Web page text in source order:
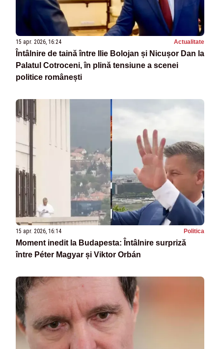
15 apr. 2026, 16:24 Actualitate
Întâlnire de taină între Ilie Bolojan și Nicușor Dan la
Palatul Cotroceni, în plină tensiune a scenei
politice românești
15 apr. 2026, 16:14 Politica
Moment inedit la Budapesta: Întâlnire surpriză
între Péter Magyar și Viktor Orbán